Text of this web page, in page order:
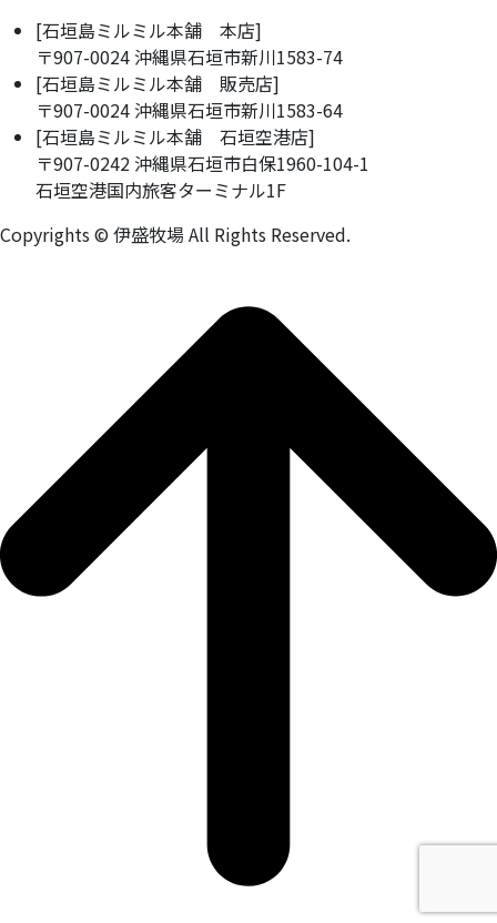
[石垣島ミルミル本舗 本店]
〒907-0024 沖縄県石垣市新川1583-74
[石垣島ミルミル本舗 販売店]
〒907-0024 沖縄県石垣市新川1583-64
[石垣島ミルミル本舗 石垣空港店]
〒907-0242 沖縄県石垣市白保1960-104-1
石垣空港国内旅客ターミナル1F
Copyrights © 伊盛牧場 All Rights Reserved.